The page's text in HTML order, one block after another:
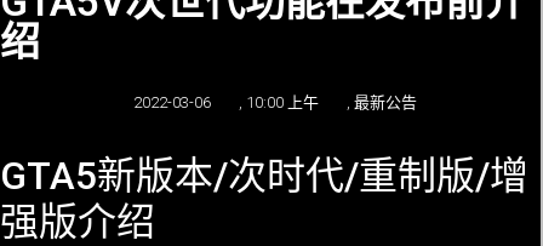
绍
2022-03-06 10:00 上午 最新公告
GTA5新版本/次时代/重制版/增
强版介绍